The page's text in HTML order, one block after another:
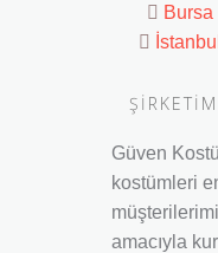
Bursa
Güven
kostümleri
amacıyla